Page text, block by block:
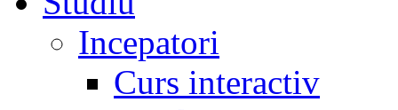
Incepatori
Curs interactiv